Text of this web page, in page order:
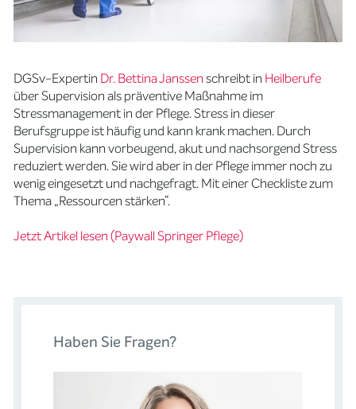
DGSv-Expertin Dr. Bettina Janssenschreibt in Heilberufe
über Supervision als präventive Maßnahme im
Stressmanagement in der Pflege. Stress in dieser
Berufsgruppe ist häufig und kann krank machen. Durch
Supervision kann vorbeugend, akut und nachsorgend Stress
reduziert werden. Sie wird aber in der Pflege immer noch zu
wenig eingesetzt und nachgefragt. Mit einer Checkliste zum
Thema „Ressourcen stärken“.
Jetzt Artikel lesen (Paywall Springer Pflege)
Haben Sie Fragen?